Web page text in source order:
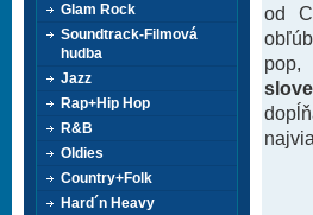
od
pop,
Glam Rock
Soundtrack-Filmová
hudba
Jazz
Rap+Hip Hop
R&B
Oldies
Country+Folk
Hard´n Heavy